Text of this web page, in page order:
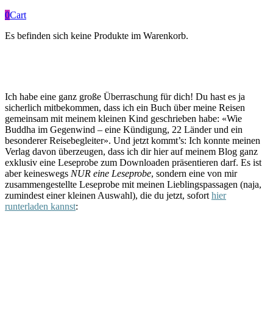
0Cart
Es befinden sich keine Produkte im Warenkorb.
Ich habe eine ganz große Überraschung für dich! Du hast es ja
sicherlich mitbekommen, dass ich ein Buch über meine Reisen
gemeinsam mit meinem kleinen Kind geschrieben habe: «Wie
Buddha im Gegenwind – eine Kündigung, 22 Länder und ein
besonderer Reisebegleiter». Und jetzt kommt’s: Ich konnte meinen
Verlag davon überzeugen, dass ich dir hier auf meinem Blog ganz
exklusiv eine Leseprobe zum Downloaden präsentieren darf. Es ist
aber keineswegs NUR eine Leseprobe, sondern eine von mir
zusammengestellte Leseprobe mit meinen Lieblingspassagen (naja,
zumindest einer kleinen Auswahl), die du jetzt, sofort hier
runterladen kannst: